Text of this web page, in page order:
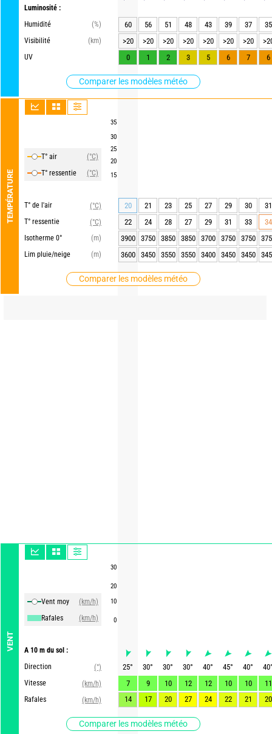
Luminosité :
Humidité
(%)
Visibilité
(km)
UV
Comparer les modèles météo
TEMPÉRATURE
T° air
(°C)
T° ressentie
(°C)
T° de l'air
(°C)
T° ressentie
(°C)
Isotherme 0°
(m)
Lim pluie/neige
(m)
Comparer les modèles météo
VENT
Vent moy
(km/h)
Rafales
(km/h)
A 10 m du sol :
Direction
(°)
Vitesse
(km/h)
Rafales
(km/h)
Comparer les modèles météo
35
30
25
20
15
30
20
10
0
60 56 51 48 43 39 37
35
>20
>20 >20 >20 >20 >20 >20
0
1 2 3 5 6 7 6
20 21 23 25 27 29 30
31
22
24 28 27 29 31 33
34
3900
3750 3850 3850 3700 3750 3750
3600
3450 3550 3550 3400 3450 3450
25° 30° 30° 30° 40° 45° 40° 40
7
9 10 12 12 10 10
11
14
17 20 27 24 22 21 20